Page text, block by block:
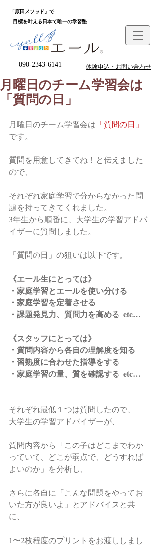
「原田メソッド」で
目標を叶える日本て唯一の学習塾
090-2343-6141 体験申込・お問い合わせ
月曜日のチーム学習会は
「質問の日」
月曜日のチーム学習会は 「質問の日」
です。
質問を用意してきてね！と伝えました
ので、
それぞれ家庭学習で分からなかった問
題を持ってきてくれました。
3年生から順番に、大学生の学習アドバ
イザーに質問しました。
「質問の日」の狙いは以下です。
《エール生にとっては》
・家庭学習とエールを使い分ける
・家庭学習を定着させる
・課題発見力、質問力を高める  etc…
《スタッフにとっては》
・質問内容から各自の理解度を知る
・習熟度に合わせた指導をする
・家庭学習の量、質を確認する  etc…
それぞれ最低１つは質問したので、
大学生の学習アドバイザーが、
質問内容から「この子はどこまでわか
っていて、どこが弱点で、どうすれば
よいのか」を分析し、
さらに各自に「こんな問題をやってお
いた方が良いよ」とアドバイスと共
に、
1〜2枚程度のプリントをお渡ししまし